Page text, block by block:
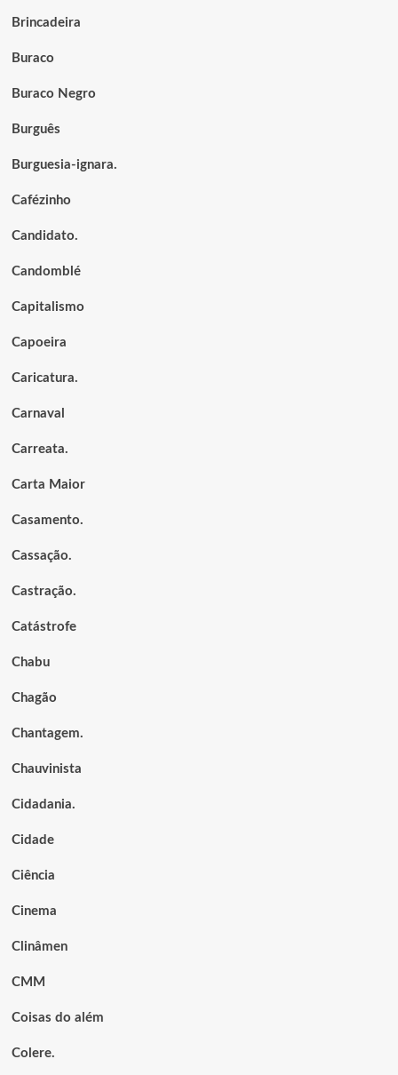
Brincadeira
Buraco
Buraco Negro
Burguês
Burguesia-ignara.
Cafézinho
Candidato.
Candomblé
Capitalismo
Capoeira
Caricatura.
Carnaval
Carreata.
Carta Maior
Casamento.
Cassação.
Castração.
Catástrofe
Chabu
Chagão
Chantagem.
Chauvinista
Cidadania.
Cidade
Ciência
Cinema
Clinâmen
CMM
Coisas do além
Colere.